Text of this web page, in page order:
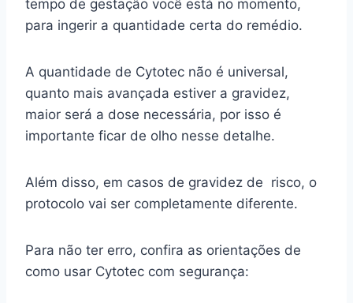
tempo de gestação você está no momento,
para ingerir a quantidade certa do remédio.
A quantidade de Cytotec não é universal,
quanto mais avançada estiver a gravidez,
maior será a dose necessária, por isso é
importante ficar de olho nesse detalhe.
Além disso, em casos de gravidez de risco, o
protocolo vai ser completamente diferente.
Para não ter erro, confira as orientações de
como usar Cytotec com segurança: